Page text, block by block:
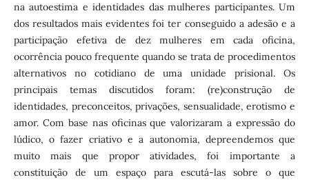
na autoestima e identidades das mulheres participantes. Um
dos resultados mais evidentes foi ter conseguido a adesão e a
participação efetiva de dez mulheres em cada oficina,
ocorrência pouco frequente quando se trata de procedimentos
alternativos no cotidiano de uma unidade prisional. Os
principais temas discutidos foram: (re)construção de
identidades, preconceitos, privações, sensualidade, erotismo e
amor. Com base nas oficinas que valorizaram a expressão do
lúdico, o fazer criativo e a autonomia, depreendemos que
muito mais que propor atividades, foi importante a
constituição de um espaço para escutá-las sobre o que